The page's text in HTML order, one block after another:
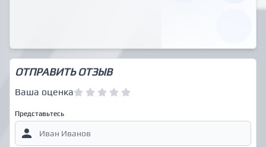
ОТПРАВИТЬ ОТЗЫВ
Ваша оценка
Представьтесь